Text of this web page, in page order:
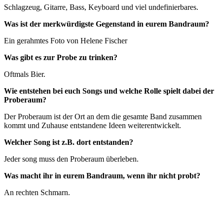
Schlagzeug, Gitarre, Bass, Keyboard und viel undefinierbares.
Was ist der merkwürdigste Gegenstand in eurem Bandraum?
Ein gerahmtes Foto von Helene Fischer
Was gibt es zur Probe zu trinken?
Oftmals Bier.
Wie entstehen bei euch Songs und welche Rolle spielt dabei der
Proberaum?
Der Proberaum ist der Ort an dem die gesamte Band zusammen
kommt und Zuhause entstandene Ideen weiterentwickelt.
Welcher Song ist z.B. dort entstanden?
Jeder song muss den Proberaum überleben.
Was macht ihr in eurem Bandraum, wenn ihr nicht probt?
An rechten Schmarn.